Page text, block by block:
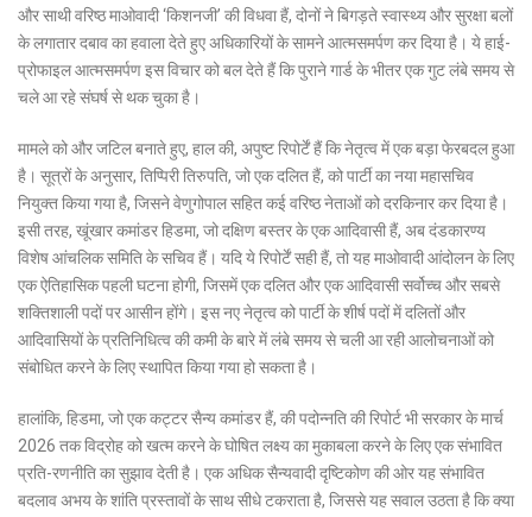
और साथी वरिष्ठ माओवादी ‘किशनजी’ की विधवा हैं, दोनों ने बिगड़ते स्वास्थ्य और सुरक्षा बलों
के लगातार दबाव का हवाला देते हुए अधिकारियों के सामने आत्मसमर्पण कर दिया है। ये हाई-
प्रोफाइल आत्मसमर्पण इस विचार को बल देते हैं कि पुराने गार्ड के भीतर एक गुट लंबे समय से
चले आ रहे संघर्ष से थक चुका है।
मामले को और जटिल बनाते हुए, हाल की, अपुष्ट रिपोर्टें हैं कि नेतृत्व में एक बड़ा फेरबदल हुआ
है। सूत्रों के अनुसार, तिप्पिरी तिरुपति, जो एक दलित हैं, को पार्टी का नया महासचिव
नियुक्त किया गया है, जिसने वेणुगोपाल सहित कई वरिष्ठ नेताओं को दरकिनार कर दिया है।
इसी तरह, खूंखार कमांडर हिडमा, जो दक्षिण बस्तर के एक आदिवासी हैं, अब दंडकारण्य
विशेष आंचलिक समिति के सचिव हैं। यदि ये रिपोर्टें सही हैं, तो यह माओवादी आंदोलन के लिए
एक ऐतिहासिक पहली घटना होगी, जिसमें एक दलित और एक आदिवासी सर्वोच्च और सबसे
शक्तिशाली पदों पर आसीन होंगे। इस नए नेतृत्व को पार्टी के शीर्ष पदों में दलितों और
आदिवासियों के प्रतिनिधित्व की कमी के बारे में लंबे समय से चली आ रही आलोचनाओं को
संबोधित करने के लिए स्थापित किया गया हो सकता है।
हालांकि, हिडमा, जो एक कट्टर सैन्य कमांडर हैं, की पदोन्नति की रिपोर्ट भी सरकार के मार्च
2026 तक विद्रोह को खत्म करने के घोषित लक्ष्य का मुकाबला करने के लिए एक संभावित
प्रति-रणनीति का सुझाव देती है। एक अधिक सैन्यवादी दृष्टिकोण की ओर यह संभावित
बदलाव अभय के शांति प्रस्तावों के साथ सीधे टकराता है, जिससे यह सवाल उठता है कि क्या